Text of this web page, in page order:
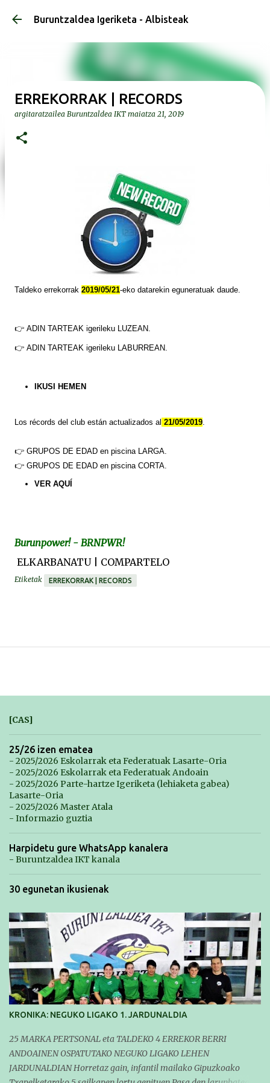
Saltatu eta joan eduki nagusira
Buruntzaldea Igeriketa - Albisteak
ERREKORRAK | RECORDS
argitaratzailea Buruntzaldea IKT maiatza 21, 2019
Taldeko errekorrak 2019/05/21-eko datarekin eguneratuak daude.
👉 ADIN TARTEAK igerileku LUZEAN.
👉 ADIN TARTEAK igerileku LABURREAN.
IKUSI HEMEN
Los récords del club están actualizados al 21/05/2019.
👉 GRUPOS DE EDAD en piscina LARGA.
👉 GRUPOS DE EDAD en piscina CORTA.
VERAQUÍ
Burunpower! - BRNPWR!
ELKARBANATU | COMPARTELO
Etiketak ERREKORRAK | RECORDS
[CAS]
25/26 izen ematea
- 2025/2026 Eskolarrak eta Federatuak Lasarte-Oria
- 2025/2026 Eskolarrak eta Federatuak Andoain
- 2025/2026 Parte-hartze Igeriketa (lehiaketa gabea)
Lasarte-Oria
- 2025/2026 Master Atala
- Informazio guztia
Harpidetu gure WhatsApp kanalera
- Buruntzaldea IKT kanala
30 egunetan ikusienak
KRONIKA: NEGUKO LIGAKO 1. JARDUNALDIA
25 MARKA PERTSONAL eta TALDEKO 4 ERREKOR BERRI
ANDOAINEN OSPATUTAKO NEGUKO LIGAKO LEHEN
JARDUNALDIAN Horretaz gain, infantil mailako Gipuzkoako